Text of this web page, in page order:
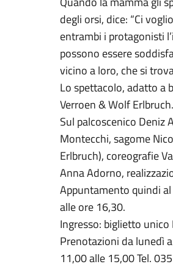
degli orsi, dice: “Ci
entrambi i protagonisti
possono essere
vicino a loro, che si
Lo spettacolo, adatto a
Verroen & Wolf Erlbruch.
Sul palcoscenico Deniz
Montecchi, sagome
Erlbruch), coreografie
Anna Adorno,
Appuntamento quindi
alle ore 16,30.
Ingresso: biglietto unico
Prenotazioni da lunedì
11,00 alle 15,00 Tel.